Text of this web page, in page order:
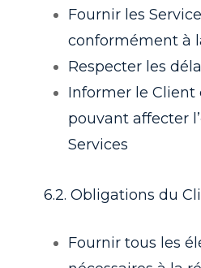
Fournir les
conformément à
Respecter les
Informer le
pouvant affecter
Services
6.2. Obligations du
Fournir tous les